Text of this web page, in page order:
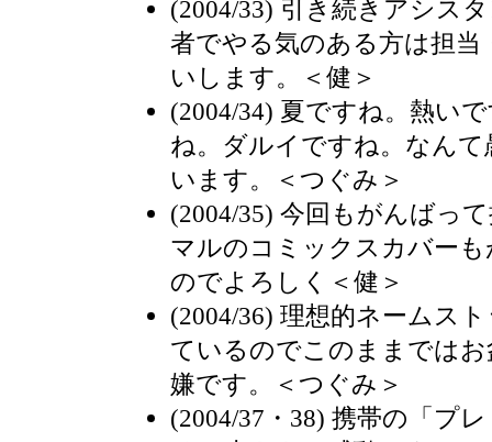
(2004/33) 引き続きアシス
者でやる気のある方は担当
いします。＜健＞
(2004/34) 夏ですね。熱い
ね。ダルイですね。なん
います。＜つぐみ＞
(2004/35) 今回もがんばっ
マルのコミックスカバー
のでよろしく＜健＞
(2004/36) 理想的ネームス
ているのでこのままでは
嫌です。＜つぐみ＞
(2004/37・38) 携帯の「プ